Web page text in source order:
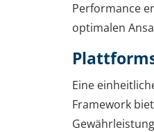
Performance
optimalen
Eine
Framework